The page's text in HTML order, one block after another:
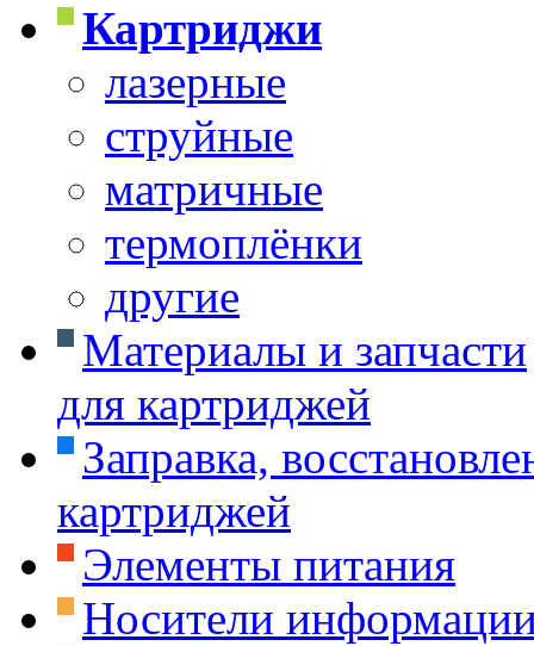
Картриджи
лазерные
струйные
матричные
термоплёнки
другие
Материалы и запчасти
для картриджей
Заправка,
картриджей
Элементы питания
Носители